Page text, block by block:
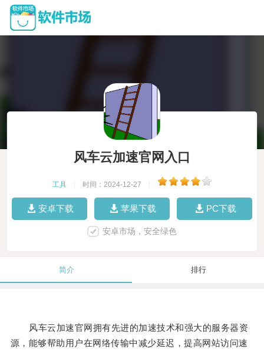
风车云加速官网入口
工具 时间：2024-12-27
安卓下载 苹果下载 PC下载
安卓市场，安全绿色
简介 排行
风车云加速官网拥有先进的加速技术和强大的服务器资
源，能够帮助用户在网络传输中减少延迟，提高网站访问速